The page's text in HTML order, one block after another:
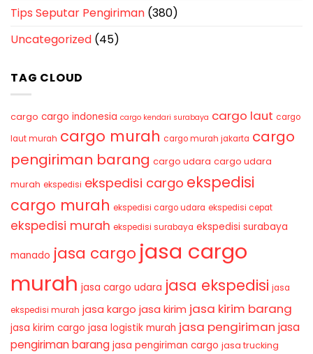
Tips Seputar Pengiriman (380)
Uncategorized (45)
TAG CLOUD
cargo cargo indonesia cargo kendari surabaya cargo laut cargo
laut murah cargo murah cargo murah jakarta cargo
pengiriman barang cargo udara cargo udara
murah ekspedisi ekspedisi cargo ekspedisi
cargo murah ekspedisi cargo udara ekspedisi cepat
ekspedisi murah ekspedisi surabaya ekspedisi surabaya
manado jasa cargo jasa cargo
murah jasa cargo udara jasa ekspedisi jasa
ekspedisi murah jasa kargo jasa kirim jasa kirim barang
jasa kirim cargo jasa logistik murah jasa pengiriman jasa
pengiriman barang jasa pengiriman cargo jasa trucking